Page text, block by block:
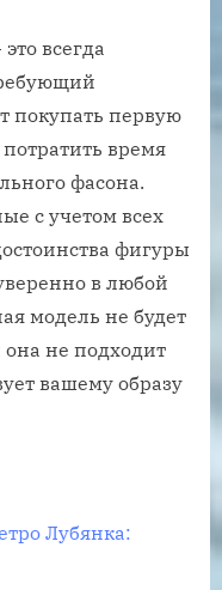
всегда
покупать первую
время
фасона.
с учетом всех
фигуры
в любой
модель не будет
не подходит
вашему образу
Лубянка: